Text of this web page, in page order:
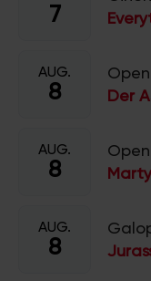
7
AUG.
8
Der
AUG.
8
AUG.
8